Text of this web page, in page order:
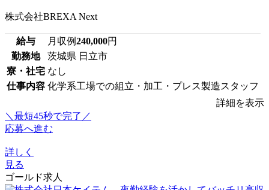
株式会社BREXA Next
給与 月収例240,000円
勤務地
茨城県 日立市
寮・社宅 なし
仕事内容 化学系工場での組立・加工・プレス製造スタッフ
詳細を表示
＼最短45秒で完了／
応募へ進む
詳しく
見る
ゴールド求人